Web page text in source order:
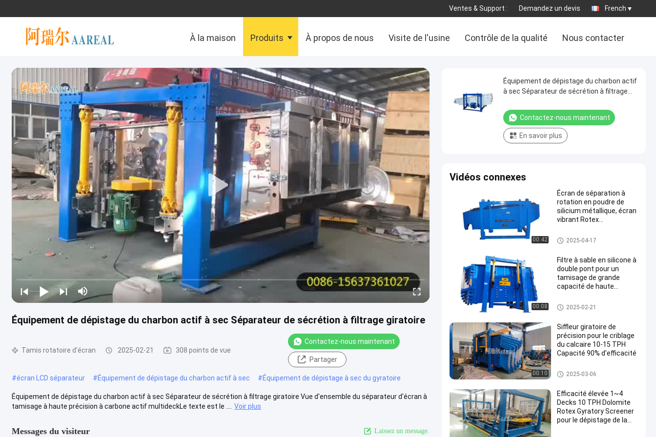
Ventes & Support : Demandez un devis French
À la maison Produits À propos de nous Visite de l'usine Contrôle de la qualité Nous contacter
Équipement de dépistage du charbon actif à sec Séparateur de sécrétion à filtrage giratoire
Tamis rotatoire d'écran 2025-02-21 308 points de vue
Contactez-nous maintenant
Partager
#écran LCD séparateur #Équipement de dépistage du charbon actif à sec #Équipement de dépistage à sec du gyratoire
Équipement de dépistage du charbon actif à sec Séparateur de sécrétion à filtrage giratoire Vue d'ensemble du séparateur d'écran à
tamisage à haute précision à carbone actif multideckLe texte est le ....
Voir plus
Messages du visiteur Laissez un message.
Équipement de dépistage du charbon actif
à sec Séparateur de sécrétion à filtrage
Contactez-nous maintenant
En savoir plus
Vidéos connexes
00:42
Écran de séparation à
rotation en poudre de
silicium métallique, écran
vibrant Rotex
Tamis rotatoire d'écran
2025-04-17
00:08
Filtre à sable en silicone à
double pont pour un
tamisage de grande
capacité de haute
remplacement facile de
l'écran
Tamis rotatoire d'écran
2025-02-21
00:10
Siffleur giratoire de
précision pour le criblage
du calcaire 10-15 TPH
Capacité 90% d'efficacité
Tamis rotatoire d'écran
2025-03-06
Efficacité élevée 1~4
Decks 10 TPH Dolomite
Rotex Gyratory Screener
pour le dépistage de la